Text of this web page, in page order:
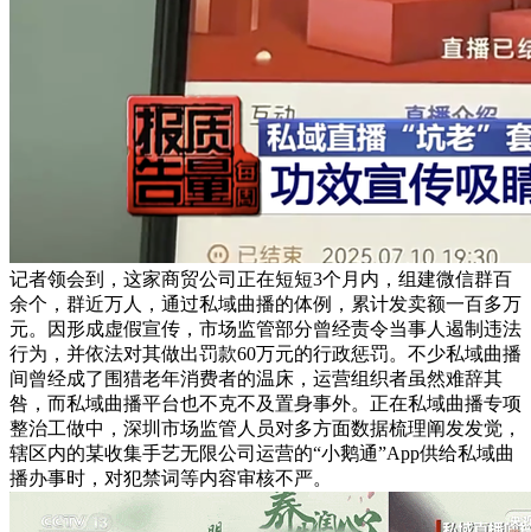
记者领会到，这家商贸公司正在短短3个月内，组建微信群百
余个，群近万人，通过私域曲播的体例，累计发卖额一百多万
元。因形成虚假宣传，市场监管部分曾经责令当事人遏制违法
行为，并依法对其做出罚款60万元的行政惩罚。不少私域曲播
间曾经成了围猎老年消费者的温床，运营组织者虽然难辞其
咎，而私域曲播平台也不克不及置身事外。正在私域曲播专项
整治工做中，深圳市场监管人员对多方面数据梳理阐发发觉，
辖区内的某收集手艺无限公司运营的“小鹅通”App供给私域曲
播办事时，对犯禁词等内容审核不严。